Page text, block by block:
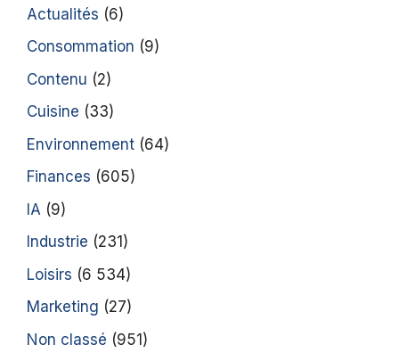
Actualités (6)
Consommation (9)
Contenu (2)
Cuisine (33)
Environnement (64)
Finances (605)
IA (9)
Industrie (231)
Loisirs (6 534)
Marketing (27)
Non classé (951)